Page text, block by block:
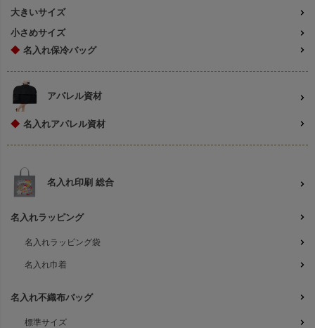
大きいサイズ
小さめサイズ
◆ 名入れ保冷バッグ
アパレル資材
◆ 名入れアパレル資材
名入れ印刷 総合
名入れラッピング
名入れラッピング袋
名入れ巾着
名入れ不織布バッグ
標準サイズ